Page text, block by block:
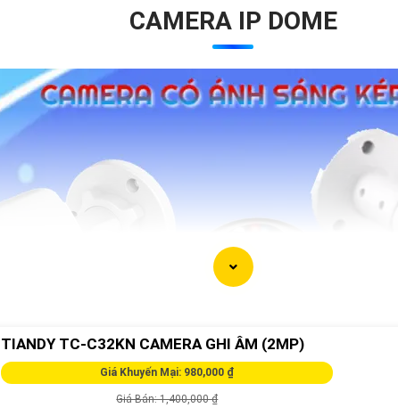
CAMERA IP DOME
TIANDY TC-C32KN CAMERA GHI ÂM (2MP)
Giá Khuyến Mại: 980,000 ₫
Giá Bán: 1,400,000 ₫